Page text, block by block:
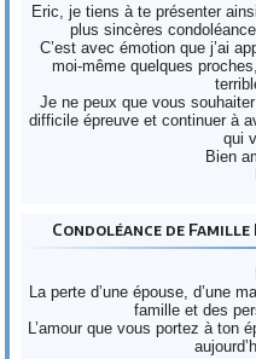
Eric, je tiens à te présenter
plus sincères
C’est avec émotion que j’ai
moi-même quelques
Je ne peux que vous
difficile épreuve et continuer à
qui
Bien
Condoléance de Famille
La perte d’une épouse, d’une
famille et des
L’amour que vous portez à ton